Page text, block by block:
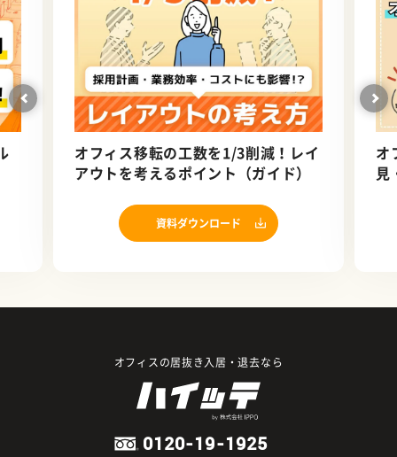
オフィス移転の工数を1/3削減！レイ
アウトを考えるポイント（ガイド）
資料ダウンロード
オ
見
オフィスの居抜き入居・退去なら
0120-19-1925